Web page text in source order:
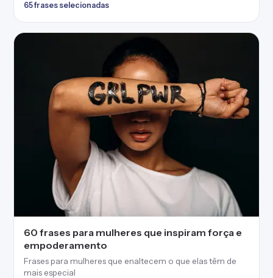
65 frases selecionadas
60 frases para mulheres que inspiram força e
empoderamento
Frases para mulheres que enaltecem o que elas têm de
mais especial